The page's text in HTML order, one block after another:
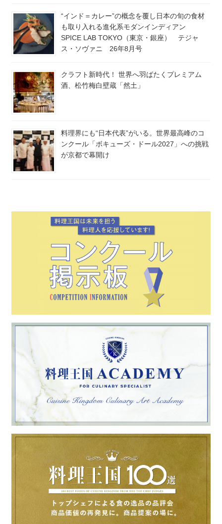
“インド＝カレー”の概念を覆し日本の旬の食材
も取り入れる進化系モダンインディアン
SPICE LAB TOKYO（東京・銀座） テジャ
ス・ソヴァニ 26年8月号
クラフト新時代！ 世界へ羽ばたくプレミアム
酒、松竹梅白壁蔵「然土」
料理界にも“日本代表”がいる。世界最高峰のコ
ンクール「ボキューズ・ドール2027」への挑戦
が京都で幕開け